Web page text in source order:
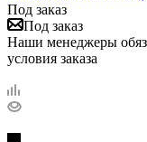
Под заказ
Под заказ
Наши менеджеры
условия заказа